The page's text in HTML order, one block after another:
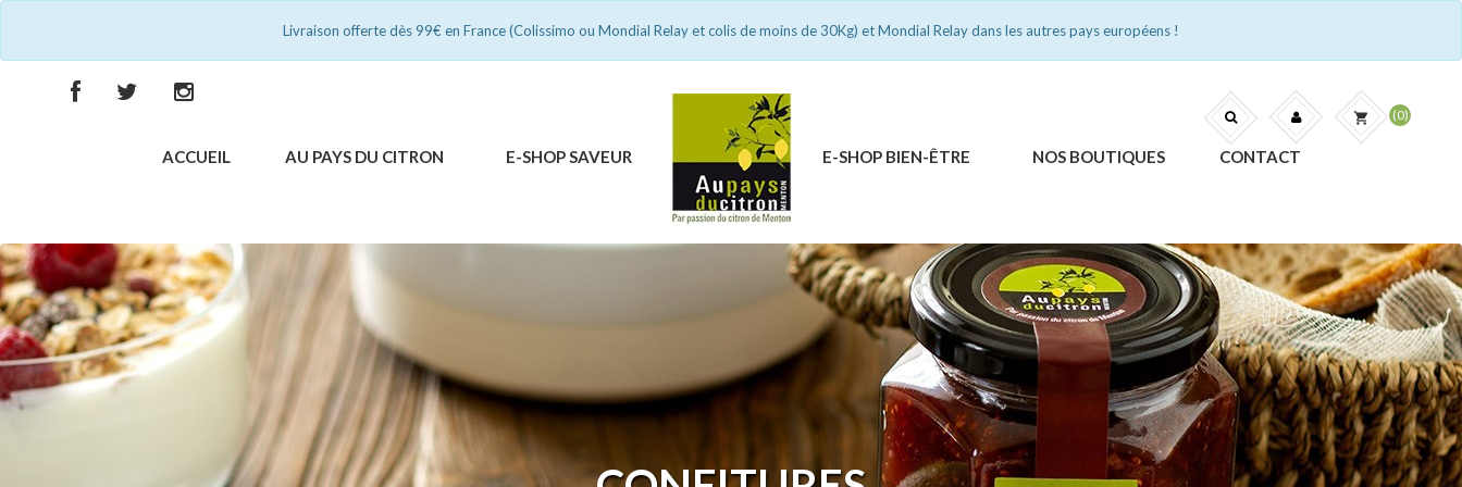
Livraison offerte dès 99€ en France (Colissimo ou Mondial Relay et colis de moins de 30Kg) et Mondial Relay dans les autres pays européens !
ACCUEIL AU PAYS DU CITRON E-SHOP SAVEUR E-SHOP BIEN-ÊTRE NOS BOUTIQUES CONTACT
shopping_cart (0)